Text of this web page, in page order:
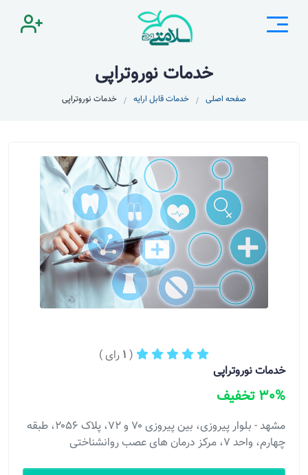
خدمات نوروتراپی
صفحه اصلی خدمات قابل ارایه خدمات نوروتراپی
(
1 رای )
خدمات نوروتراپی
30% تخفیف
مشهد - بلوار پیروزی، بین پیروزی ۷۰ و ۷۲، پلاک ۲۰۵۶، طبقه
چهارم، واحد ۷، مرکز درمان های عصب روانشناختی